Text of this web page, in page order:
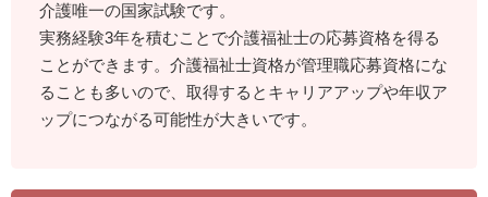
介護唯一の国家試験です。
実務経験3年を積むことで介護福祉士の応募資格を得る
ことができます。介護福祉士資格が管理職応募資格にな
ることも多いので、取得するとキャリアアップや年収ア
ップにつながる可能性が大きいです。